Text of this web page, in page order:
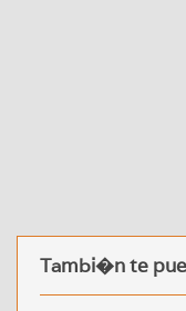
Tambi�n te